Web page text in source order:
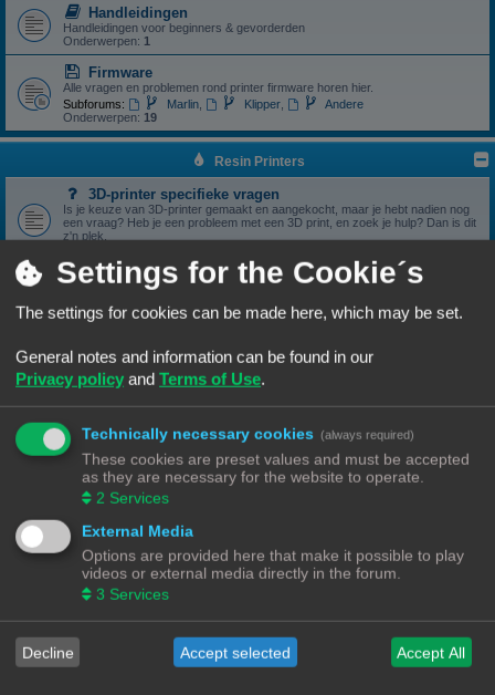
Handleidingen
Handleidingen voor beginners & gevorderden
Onderwerpen: 1
Firmware
Alle vragen en problemen rond printer firmware horen hier.
Subforums:
Marlin Klipper
Andere
Onderwerpen: 19
Resin Printers
3D-printer specifieke vragen
Is je keuze van 3D-printer gemaakt en aangekocht, maar je hebt nadien nog
een vraag? Heb je een probleem met een 3D print, en zoek je hulp? Dan is dit
z'n plek.
3D print resultaten
Onderwerpen:6
Heb je een vraag omtrent je slicer software, we zien het graag hier
Onderwerpen:5
Handleidingen voor beginners & gevorderden
Zelfbouwprinters
Vragen rond de opbouw en het gebruik van een zelfbouw
printer horen hier.
Wil je zelf een printer bouwen, heb je er eentje gebouwd en zit je met een
vraag. Dan is dit z'n plek.
Onderwerpen:13
Onderdelen
onderdeel? Dan is dit z'n plek.
Onderwerpen:
Settings for the Cookie´s
The settings for cookies can be made here, which may be set.
General notes and information can be found in our
Privacy policy and Terms of Use.
Technically necessary cookies (always required)
These cookies are preset values and must be accepted
as they are necessary for the website to operate.
2 Services
External Media
Options are provided here that make it possible to play
videos or external media directly in the forum.
3 Services
Decline Accept selected Accept All